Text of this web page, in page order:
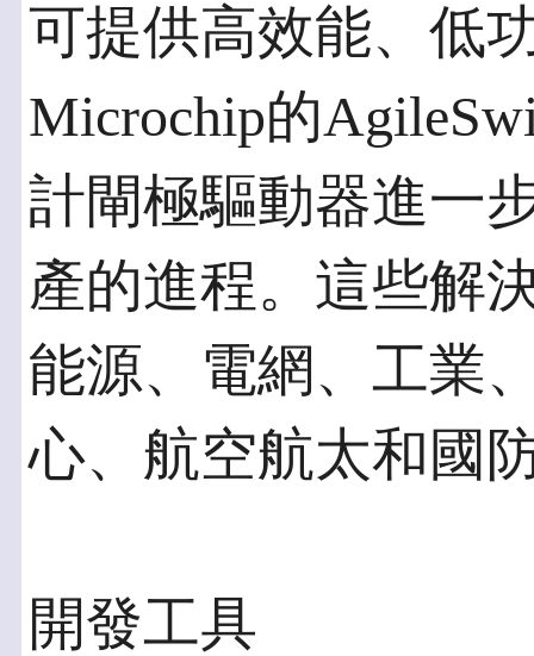
可提供高效能、低
Microchip的
計閘極驅動器進一
產的進程。這些解
能源、電網、工業
心、航空航太和國
開發工具